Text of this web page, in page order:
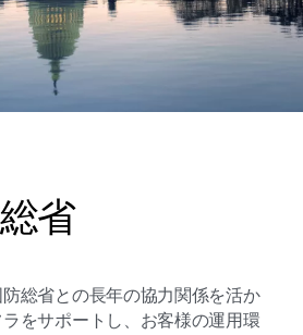
省
総省との長年の協力関係を活か
をサポートし、お客様の運用環